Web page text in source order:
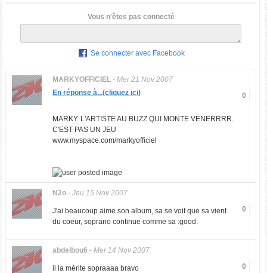
Vous n'êtes pas connecté
Se connecter avec Facebook
MARKYOFFICIEL- Mer 21 Nov 2007
0
En réponse à...(cliquez ici)
MARKY. L'ARTISTE AU BUZZ QUI MONTE VENERRRR.
C'EST PAS UN JEU
www.myspace.com/markyofficiel
N2o- Jeu 15 Nov 2007
0
J'ai beaucoup aime son album, sa se voit que sa vient
du coeur, soprano continue comme sa :good:
abdelbou6 - Mer 14 Nov 2007
0
il la mèrite sopraaaa bravo